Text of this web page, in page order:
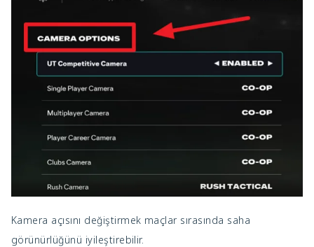
Kamera açısını değiştirmek maçlar sırasında saha
görünürlüğünü iyileştirebilir.